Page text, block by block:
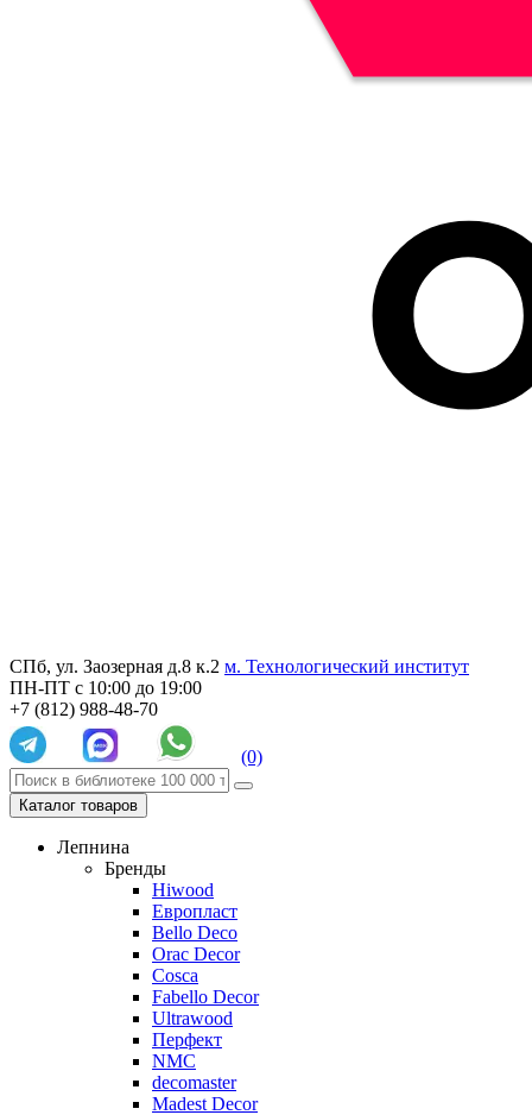
СПб, ул. Заозерная д.8 к.2 м. Технологический институт
ПН-ПТ с 10:00 до 19:00
+7 (812) 988-48-70
(0)
Каталог товаров
Лепнина
Бренды
Hiwood
Европласт
Bello Deco
Orac Decor
Cosca
Fabello Decor
Ultrawood
Перфект
NMC
decomaster
Madest Decor